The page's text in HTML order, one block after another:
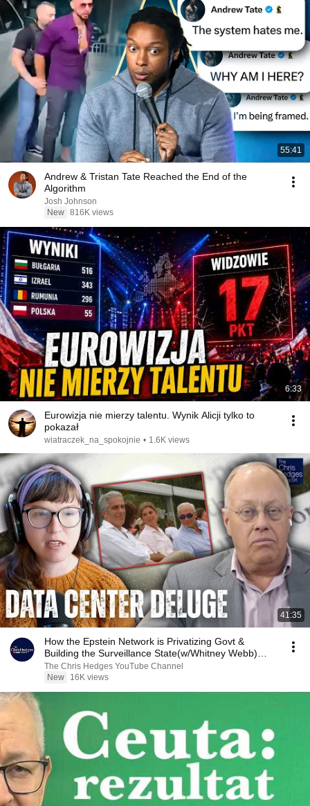
55:41
Andrew & Tristan Tate Reached the End of the
Algorithm
Josh Johnson
New 816K views
6:33
Eurowizja nie mierzy talentu. Wynik Alicji tylko to
pokazał
wiatraczek_na_spokojnie • 1.6K views
41:35
How the Epstein Network is Privatizing Govt &
Building the Surveillance State(w/Whitney Webb)
|TCHR
The Chris Hedges YouTube Channel
New
16K views